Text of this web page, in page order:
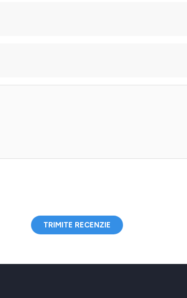
TRIMITE RECENZIE